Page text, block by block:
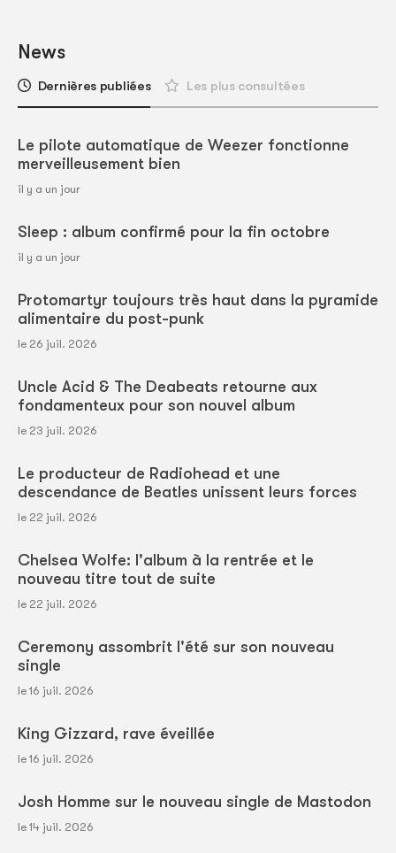
News
Dernières publiées Les plus consultées
Le pilote automatique de Weezer fonctionne
merveilleusement bien
il y a un jour
Sleep : album confirmé pour la fin octobre
il y a un jour
Protomartyr toujours très haut dans la pyramide
alimentaire du post-punk
le 26 juil. 2026
Uncle Acid & The Deabeats retourne aux
fondamenteux pour son nouvel album
le 23 juil. 2026
Le producteur de Radiohead et une
descendance de Beatles unissent leurs forces
le 22 juil. 2026
Chelsea Wolfe: l'album à la rentrée et le
nouveau titre tout de suite
le 22 juil. 2026
Ceremony assombrit l'été sur son nouveau
single
le 16 juil. 2026
King Gizzard, rave éveillée
le 16 juil. 2026
Josh Homme sur le nouveau single de Mastodon
le 14 juil. 2026